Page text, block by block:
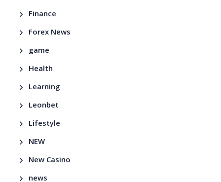
Finance
Forex News
game
Health
Learning
Leonbet
Lifestyle
NEW
New Casino
news